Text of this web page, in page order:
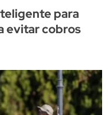
para
evitar cobros